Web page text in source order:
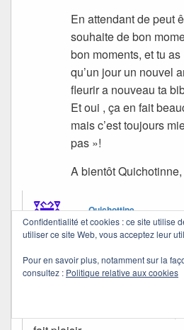
En attendant de peut
souhaite de bon
bon moments, et tu
qu’un jour un nouvel
fleurir a nouveau ta
Et oui , ça en fait
mais c’est toujours
pas »!
A bientôt
Quichottine
dans31/05/2009 à
Certains sont très synchro…
Mais je suis contente que tu
J’ai aimé te lire à mon retour,
Confidentialité et cookies : ce site utilise
utiliser ce site Web, vous acceptez leur
Pour en savoir plus, notamment sur la
consultez : Politique relative aux cookies